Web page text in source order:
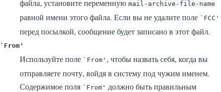
файла, установите переменную mail-archive-file-name
равной имени этого файла. Если вы не удалите поле `FCC'
перед посылкой, сообщение будет записано в этот файл.
`From'
Используйте поле `From' , чтобы назвать себя, когда вы
отправляете почту, войдя в систему под чужим именем.
Содержимое поля `From' должно быть правильным